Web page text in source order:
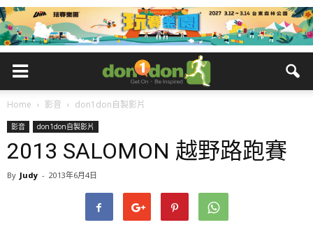
Home 影音 don1don自製影片
影音 don1don自製影片
2013 SALOMON 越野路跑賽
By Judy - 2013年6月4日